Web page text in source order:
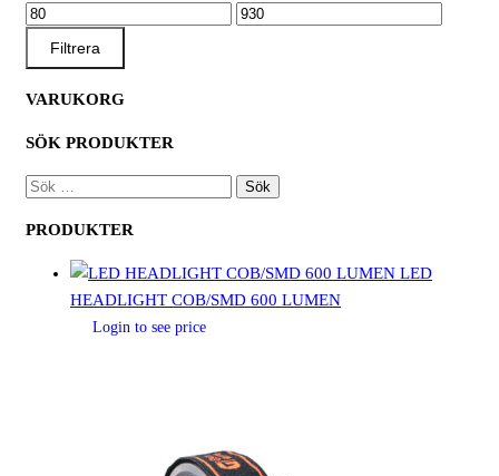
MIN
PRIS
MAX
Filtrera
VARUKORG
SÖK PRODUKTER
SÖK
PRODUKTER
LED
HEADLIGHT COB/SMD 600 LUMEN
Login to see price